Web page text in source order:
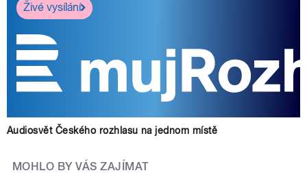
Živé vysílání
Audiosvět Českého rozhlasu na jednom místě
MOHLO BY VÁS ZAJÍMAT